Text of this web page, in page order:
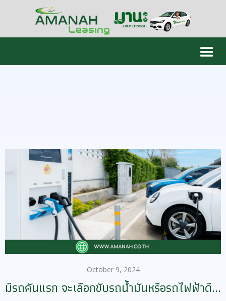
October 9, 2024
มีรถคันแรก จะเลือกขับรถน้ำมันหรือรถไฟฟ้าดี...